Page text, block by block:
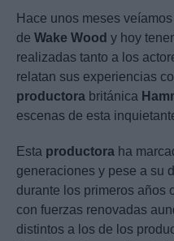
Hace unos meses
de Wake Wood y hoy
realizadas tanto a los
relatan sus experiencias
productora británica
escenas de esta
Esta productora ha
generaciones y pese a su
durante los primeros años
con fuerzas renovadas
distintos a los de los